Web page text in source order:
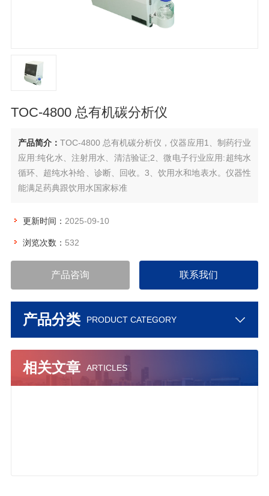
TOC-4800 总有机碳分析仪
产品简介： TOC-4800 总有机碳分析仪，仪器应用1、制药行业
应用:纯化水、注射用水、清洁验证;2、微电子行业应用:超纯水
循环、超纯水补给、诊断、回收。3、饮用水和地表水。仪器性
能满足药典跟饮用水国家标准
更新时间： 2025-09-10
浏览次数： 532
产品咨询 联系我们
产品分类 PRODUCT CATEGORY
相关文章 ARTICLES